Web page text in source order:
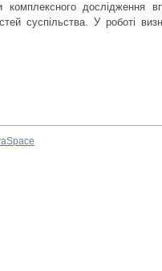
комплексного дослідження
суспільства. У роботі